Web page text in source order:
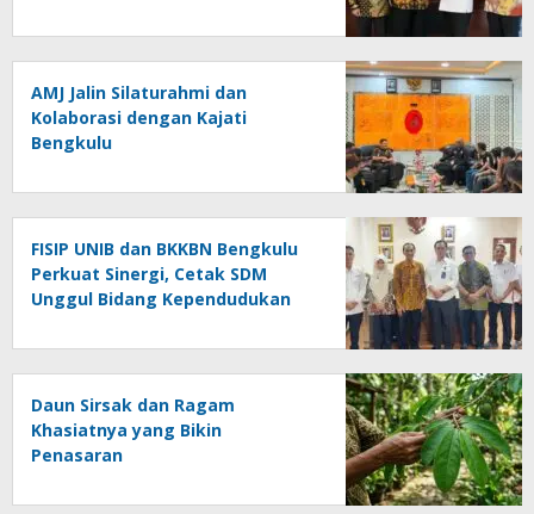
AMJ Jalin Silaturahmi dan
Kolaborasi dengan Kajati
Bengkulu
FISIP UNIB dan BKKBN Bengkulu
Perkuat Sinergi, Cetak SDM
Unggul Bidang Kependudukan
Daun Sirsak dan Ragam
Khasiatnya yang Bikin
Penasaran